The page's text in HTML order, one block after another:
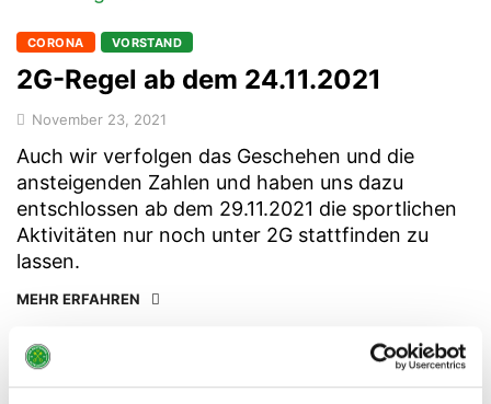
CORONA VORSTAND
2G-Regel ab dem 24.11.2021
November 23, 2021
Auch wir verfolgen das Geschehen und die
ansteigenden Zahlen und haben uns dazu
entschlossen ab dem 29.11.2021 die sportlichen
Aktivitäten nur noch unter 2G stattfinden zu
lassen.
MEHR ERFAHREN